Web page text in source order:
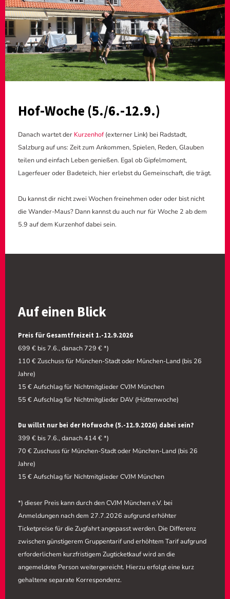
Hof-Woche (5./6.-12.9.)
Danach wartet der Kurzenhof(externer Link) bei Radstadt,
Salzburg auf uns: Zeit zum Ankommen, Spielen, Reden, Glauben
teilen und einfach Leben genießen. Egal ob Gipfelmoment,
Lagerfeuer oder Badeteich, hier erlebst du Gemeinschaft, die trägt.
Du kannst dir nicht zwei Wochen freinehmen oder oder bist nicht
die Wander-Maus? Dann kannst du auch nur für Woche 2 ab dem
5.9 auf dem Kurzenhof dabei sein.
Auf einen Blick
Preis für Gesamtfreizeit 1.-12.9.2026
699 € bis 7.6., danach 729 € *)
110 € Zuschuss für München-Stadt oder München-Land (bis 26
Jahre)
15 € Aufschlag für Nichtmitglieder CVJM München
55 € Aufschlag für Nichtmitglieder DAV (Hüttenwoche)
Du willst nur bei der Hofwoche (5.-12.9.2026) dabei sein?
399 € bis 7.6., danach 414 € *)
70 € Zuschuss für München-Stadt oder München-Land (bis 26
Jahre)
15 € Aufschlag für Nichtmitglieder CVJM München
*) dieser Preis kann durch den CVJM München e.V. bei
Anmeldungen nach dem 27.7.2026 aufgrund erhöhter
Ticketpreise für die Zugfahrt angepasst werden. Die Differenz
zwischen günstigerem Gruppentarif und erhöhtem Tarif aufgrund
erforderlichem kurzfristigem Zugticketkauf wird an die
angemeldete Person weitergereicht. Hierzu erfolgt eine kurz
gehaltene separate Korrespondenz.